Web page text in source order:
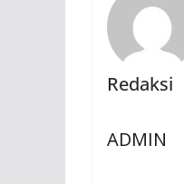
Redaksi
ADMIN